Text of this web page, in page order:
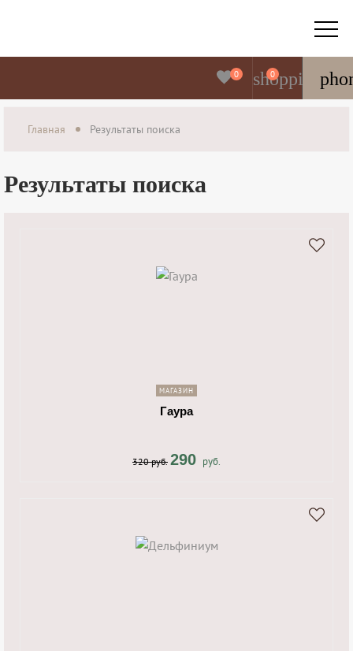
0 0
Главная Результаты поиска
Результаты поиска
МАГАЗИН
Гаура
320 руб. 290 руб.